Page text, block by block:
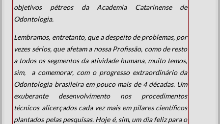
objetivos pétreos da Academia Catarinense de
Odontologia.
Lembramos, entretanto, que a despeito de problemas, por
vezes sérios, que afetam a nossa Profissão, como de resto
a todos os segmentos da atividade humana, muito temos,
sim, a comemorar, com o progresso extraordinário da
Odontologia brasileira em pouco mais de 4 décadas. Um
exuberante desenvolvimento nos procedimentos
técnicos alicerçados cada vez mais em pilares científicos
plantados pelas pesquisas. Hoje é, sim, um dia feliz para o